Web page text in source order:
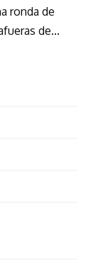
ronda de
de...